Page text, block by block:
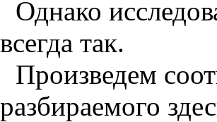
Однако
всегда так.
Произведем
разбираемого